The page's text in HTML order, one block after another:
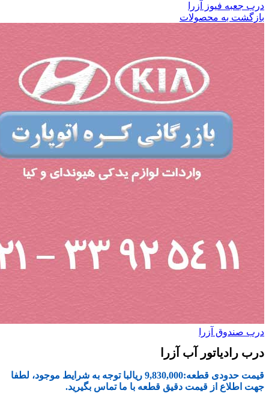
درب جعبه فیوز آزرا
بازگشت به محصولات
درب صندوق آزرا
درب رادیاتور آب آزرا
قیمت حدودی قطعه:9,830,000 ریالبا توجه به شرایط موجود، لطفا
جهت اطلاع از قیمت دقیق قطعه با ما تماس بگیرید.